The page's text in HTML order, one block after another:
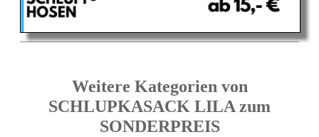
Weitere Kategorien von
SCHLUPKASACK LILA zum
SONDERPREIS